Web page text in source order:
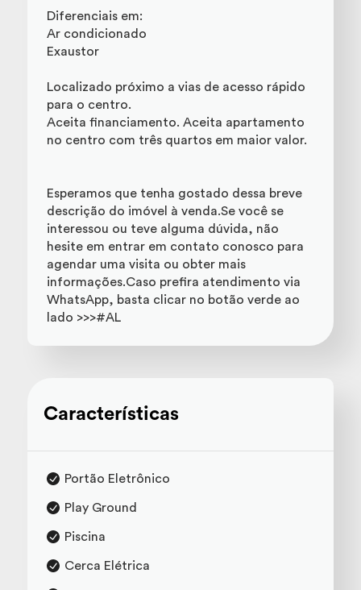
Diferenciais em:
Ar condicionado
Exaustor
Localizado próximo a vias de acesso rápido
para o centro.
Aceita financiamento. Aceita apartamento
no centro com três quartos em maior valor.
Esperamos que tenha gostado dessa breve
descrição do imóvel à venda.Se você se
interessou ou teve alguma dúvida, não
hesite em entrar em contato conosco para
agendar uma visita ou obter mais
informações.Caso prefira atendimento via
WhatsApp, basta clicar no botão verde ao
lado >>>#AL
Características
Portão Eletrônico
Play Ground
Piscina
Cerca Elétrica